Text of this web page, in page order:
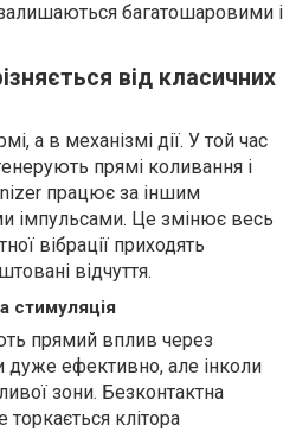
залишаються багатошаровими і
від класичних
а в механізмі дії. У той час
прямі коливання і
працює за іншим
імпульсами. Це змінює весь
вібрації приходять
відчуття.
стимуляція
прямий вплив через
ефективно, але інколи
зони. Безконтактна
торкається клітора